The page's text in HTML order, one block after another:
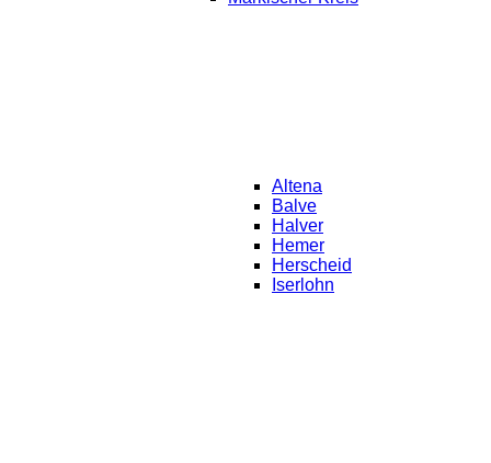
Altena
Balve
Halver
Hemer
Herscheid
Iserlohn